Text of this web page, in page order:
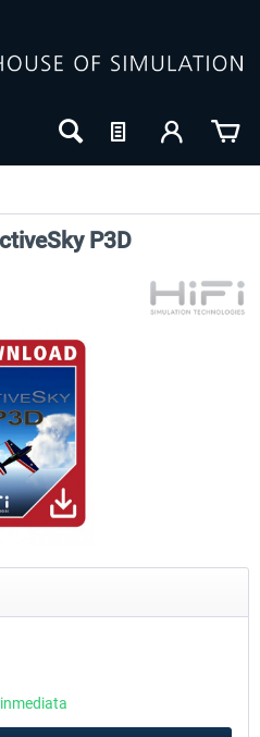
Traffic Global for P3D &
P3D